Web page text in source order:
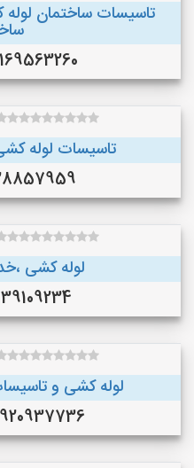
تاسیسات ساختمان
09169563260
تاسیسات لوله
لوله کشی
09139109234
لوله کشی و
09920937736